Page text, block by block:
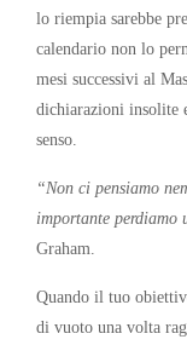
lo riempia sarebbe
calendario non lo
mesi successivi al
dichiarazioni insolite
senso.
“Non ci pensiamo
importante perdiamo
Graham.
Quando il tuo
di vuoto una volta